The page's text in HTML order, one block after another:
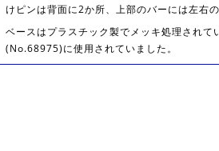
けピンは背面に2か所、上部のバーには左右
ベースはプラスチック製でメッキ処理され
(No.68975)に使用されていました。